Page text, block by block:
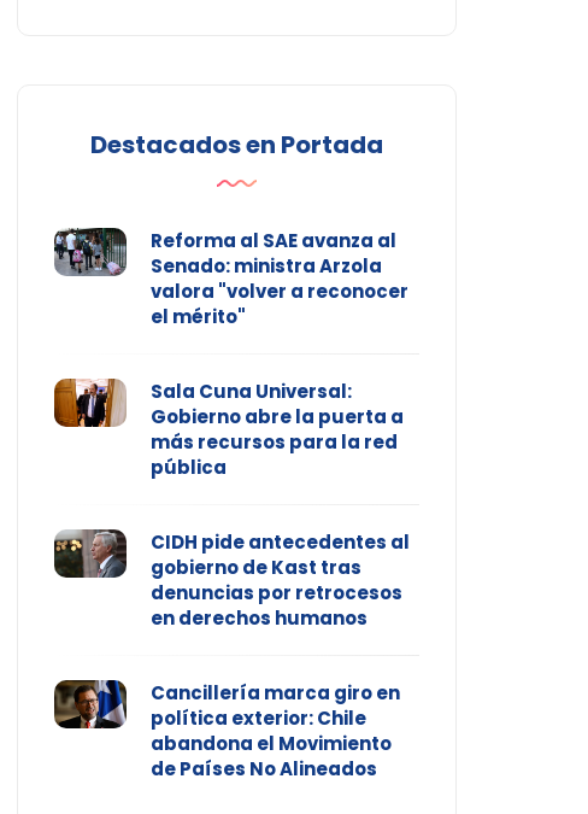
Destacados en Portada
Reforma al SAE avanza al
Senado: ministra Arzola
valora "volver a reconocer
el mérito"
Sala Cuna Universal:
Gobierno abre la puerta a
más recursos para la red
pública
CIDH pide antecedentes al
gobierno de Kast tras
denuncias por retrocesos
en derechos humanos
Cancillería marca giro en
política exterior: Chile
abandona el Movimiento
de Países No Alineados